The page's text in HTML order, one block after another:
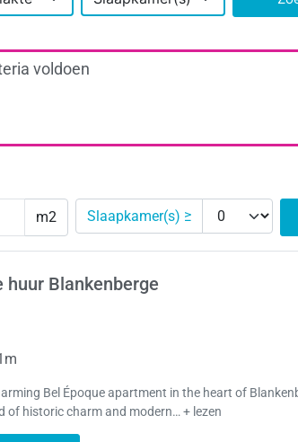
voldoen
m2 Slaapkamer(s) ≥
Blankenberge
Bel Époque apartment in the heart of
of historic charm and modern… + lezen